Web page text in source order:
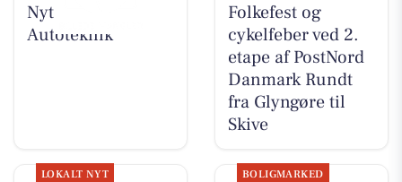
Nyt fra JM
Autoteknik
Folkefest og
cykelfeber ved 2.
etape af PostNord
Danmark Rundt
fra Glyngøre til
Skive
LOKALT NYT BOLIGMARKED